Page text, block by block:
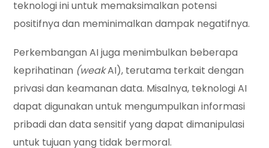
teknologi ini untuk memaksimalkan potensi
positifnya dan meminimalkan dampak negatifnya.
Perkembangan AI juga menimbulkan beberapa
keprihatinan (weakAI), terutama terkait dengan
privasi dan keamanan data. Misalnya, teknologi AI
dapat digunakan untuk mengumpulkan informasi
pribadi dan data sensitif yang dapat dimanipulasi
untuk tujuan yang tidak bermoral.